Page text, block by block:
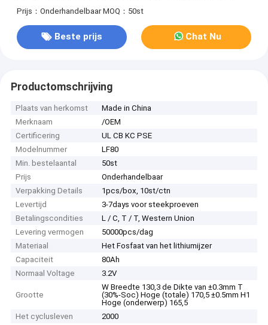
LiFePO4 CITIZENSE BAND ultra Met lange levensuur
Prijs：Onderhandelbaar MOQ：50st
Beste prijs Chat Nu
Productomschrijving
Plaats van herkomst
Made in China
Merknaam
/OEM
Certificering
UL CB KC PSE
Modelnummer
LF80
Min. bestelaantal
50st
Prijs
Onderhandelbaar
Verpakking Details
1pcs/box, 10st/ctn
Levertijd
3-7days voor steekproeven
Betalingscondities
L / C, T / T, Western Union
Levering vermogen
50000pcs/dag
Materiaal
Het Fosfaat van het lithiumijzer
Capaciteit
80Ah
Normaal Voltage
3.2V
Grootte
W Breedte 130,3 de Dikte van ±0.3mm T
(30%-Soc) Hoge (totale) 170,5 ±0.5mm H1
Hoge (onderwerp) 165,5
Het cyclusleven
2000